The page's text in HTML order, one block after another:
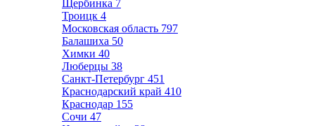
Щербинка 7
Троицк 4
Московская область 797
Балашиха 50
Химки 40
Люберцы 38
Санкт-Петербург 451
Краснодарский край 410
Краснодар 155
Сочи 47